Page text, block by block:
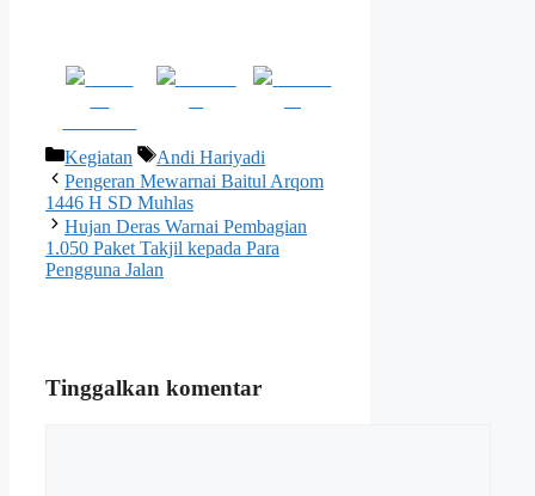
Kategori
Kegiatan Tag
Andi Hariyadi
Pengeran Mewarnai Baitul Arqom
1446 H SD Muhlas
Hujan Deras Warnai Pembagian
1.050 Paket Takjil kepada Para
Pengguna Jalan
Tinggalkan komentar